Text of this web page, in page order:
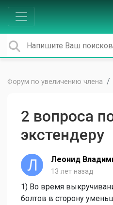
Форум по увеличению члена
2 вопроса
экстендеру
Леонид
13 лет назад
1) Во время
болтов в сторону